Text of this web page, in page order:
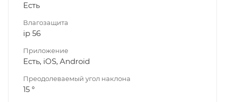
Есть
Влагозащита
ip 56
Приложение
Есть, iOS, Android
Преодолеваемый угол наклона
15 °